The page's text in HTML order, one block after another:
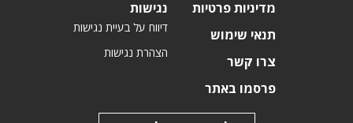
מדיניות פרטיות
תנאי שימוש
צרו קשר
פרסמו באתר
נגישות
דיווח על בעיית נגישות
הצהרת נגישות